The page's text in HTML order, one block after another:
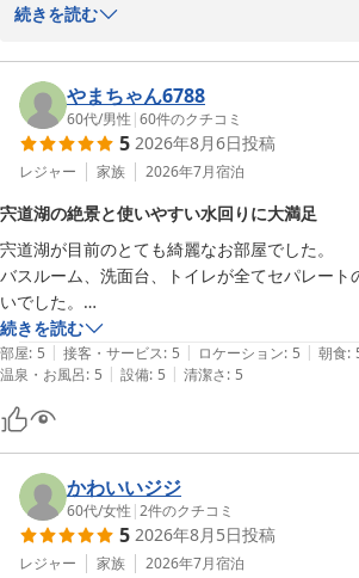
この度はホテル一畑をご利用いただき、誠に
また、ご感想をお寄せいただきましたこと、
す。
宍道湖畔のロケーションや館内の雰囲気をお
また、スタッフの接客につきましてもお褒め
栄に存じます。お客様にゆったりとお寛ぎい
スをご提供できましたことは、私どもにとり
ございます。
これからも皆様に心地よいひとときをお過ご
タッフ一同努めてまいります。
また松江へお越しの際は、ぜひホテル一畑を
再びお迎えできます日を心よりお待ち申し上
ご投稿有難うございます。
担当　深田
続きを読む
やまちゃん6788
60代/男性 |60件のクチコミ
5 2026年8月6日投稿
レジャー 家族 2026年7月宿泊
宍道湖の絶景と使いやすい水回りに大満足
宍道湖が目前のとても綺麗なお部屋でした。
バスルーム、洗面台、トイレが全てセパレート
いでした。
以前、ツアー旅行で泊まり良かったのでリピー
朝夕食共にバイキングでしたが質が良くコスパ
続きを読む
部屋: 5 | 接客・サービス: 5 | ロケーション: 5 | 朝食:
温泉・お風呂: 5 | 設備: 5 | 清潔さ: 5
かわいいジジ
60代/女性 |2件のクチコミ
5 2026年8月5日投稿
レジャー 家族 2026年7月宿泊